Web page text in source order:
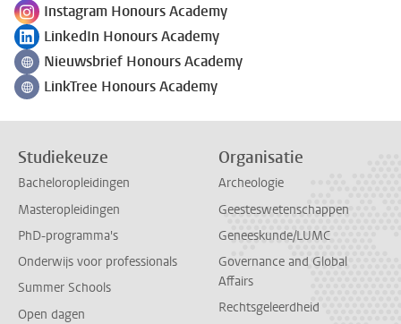
Volg ons op
Instagram Honours Academy
Volg ons op
LinkedIn Honours Academy
Volg ons op
Nieuwsbrief Honours Academy
Volg ons op
LinkTree Honours Academy
Studiekeuze
Bacheloropleidingen
Masteropleidingen
PhD-programma's
Onderwijs voor professionals
Summer Schools
Open dagen
Organisatie
Archeologie
Geesteswetenschappen
Geneeskunde/LUMC
Governance and Global
Affairs
Rechtsgeleerdheid